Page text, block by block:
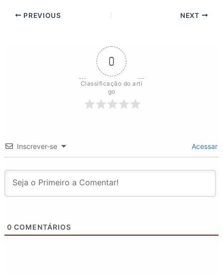
PREVIOUS NEXT
0
Classificação do arti
go
Inscrever-se Acessar
0 COMENTÁRIOS